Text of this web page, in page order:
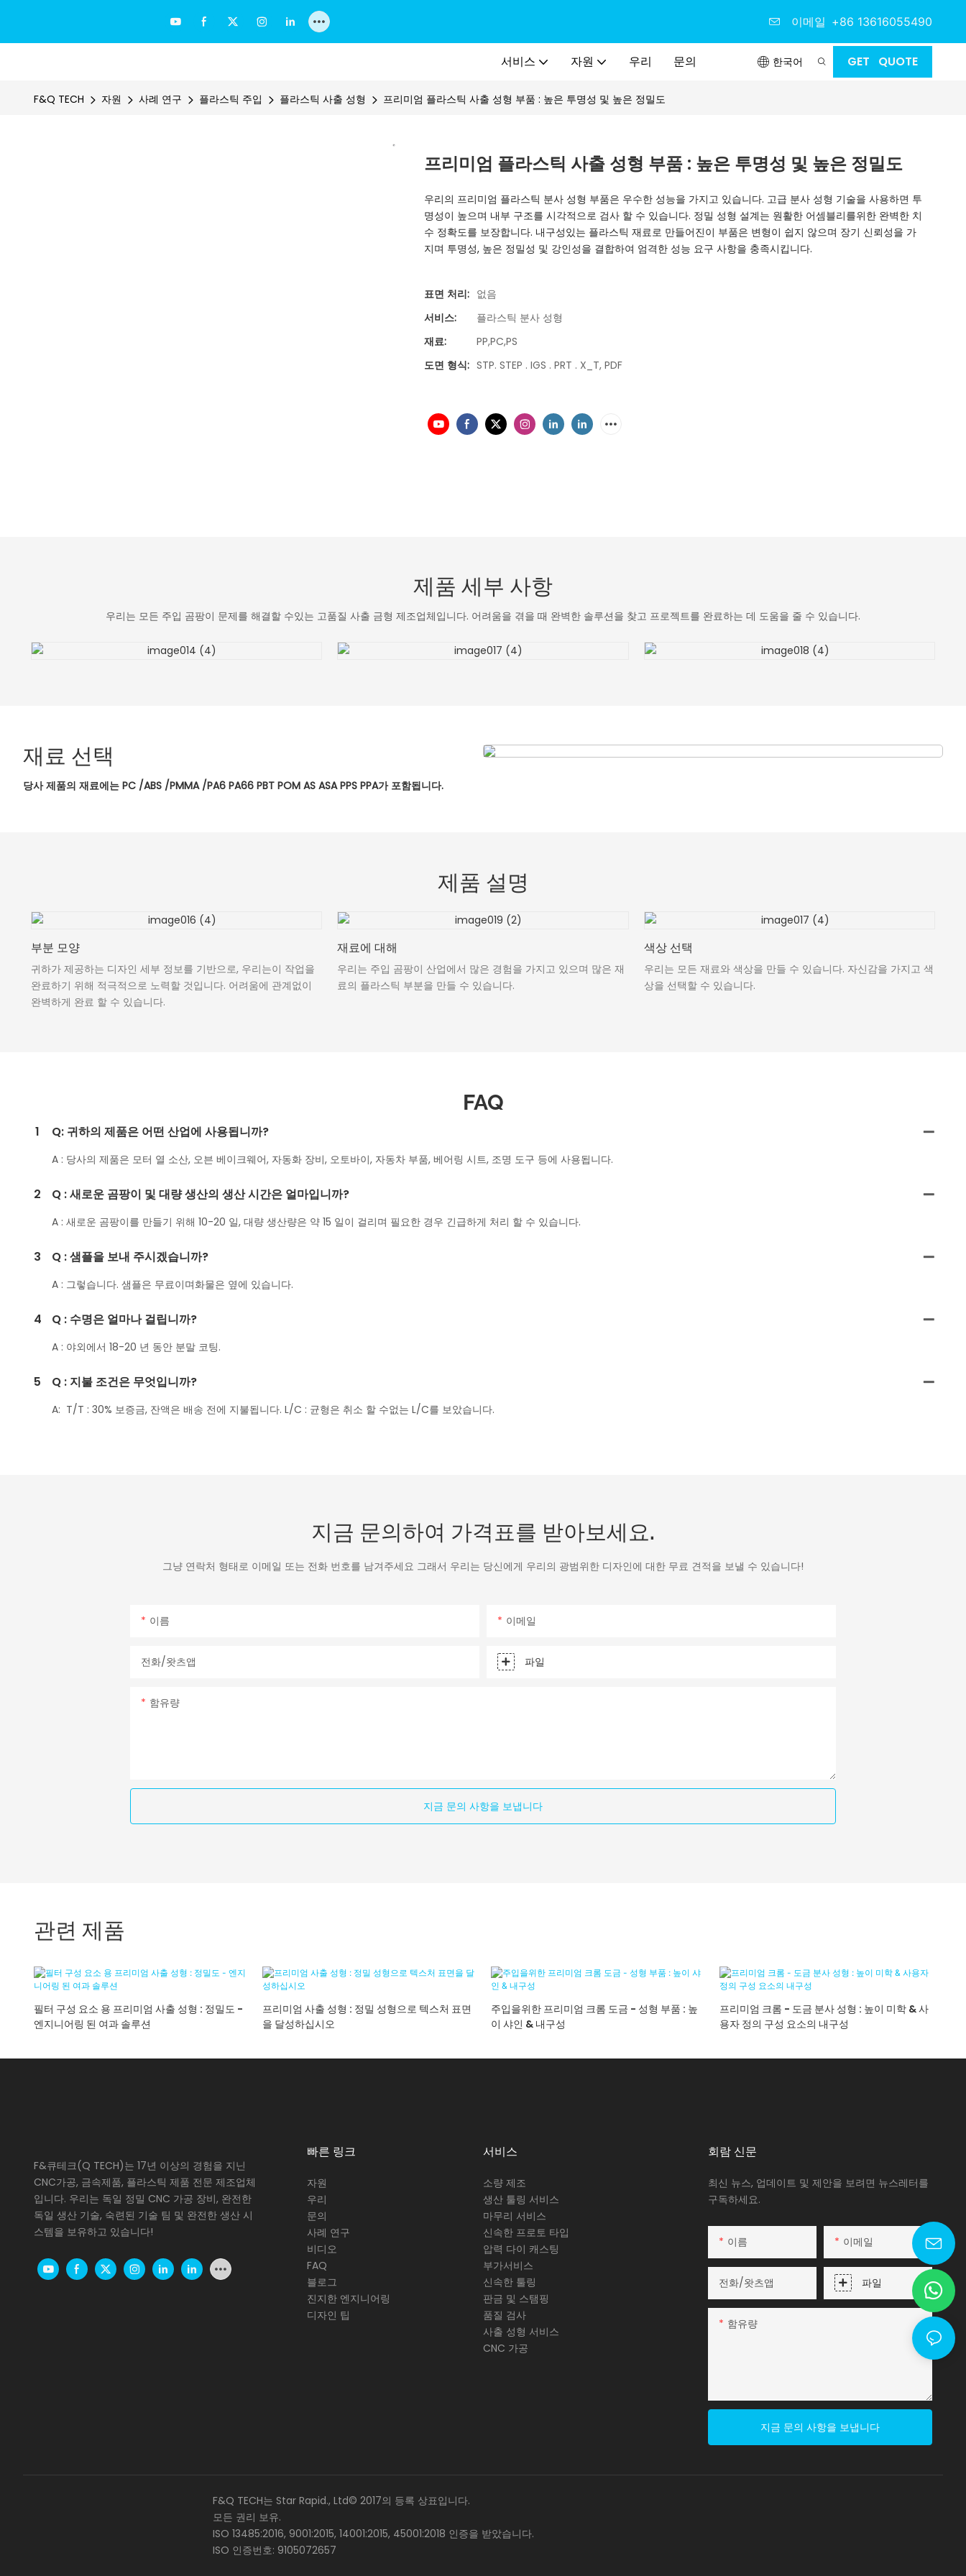
이메일 +86 13616055490
서비스 자원 우리 문의 한국어 GET QUOTE
F&Q TECH 자원 사례 연구 플라스틱 주입 플라스틱 사출 성형 프리미엄 플라스틱 사출 성형 부품 : 높은 투명성 및 높은 정밀도
프리미엄 플라스틱 사출 성형 부품 : 높은 투명성 및 높은 정밀도
우리의 프리미엄 플라스틱 분사 성형 부품은 우수한 성능을 가지고 있습니다. 고급 분사 성형 기술을 사용하면 투
명성이 높으며 내부 구조를 시각적으로 검사 할 수 있습니다. 정밀 성형 설계는 원활한 어셈블리를위한 완벽한 치
수 정확도를 보장합니다. 내구성있는 플라스틱 재료로 만들어진이 부품은 변형이 쉽지 않으며 장기 신뢰성을 가
지며 투명성, 높은 정밀성 및 강인성을 결합하여 엄격한 성능 요구 사항을 충족시킵니다.
표면 처리: 없음
서비스:
플라스틱 분사 성형
재료:
PP,PC,PS
도면 형식: STP. STEP . IGS . PRT . X_T, PDF
제품 세부 사항
우리는 모든 주입 곰팡이 문제를 해결할 수있는 고품질 사출 금형 제조업체입니다. 어려움을 겪을 때 완벽한 솔루션을 찾고 프로젝트를 완료하는 데 도움을 줄 수 있습니다.
재료 선택
당사 제품의 재료에는 PC /ABS /PMMA /PA6 PA66 PBT POM AS ASA PPS PPA가 포함됩니다.
제품 설명
부분 모양
귀하가 제공하는 디자인 세부 정보를 기반으로, 우리는이 작업을
완료하기 위해 적극적으로 노력할 것입니다. 어려움에 관계없이
완벽하게 완료 할 수 있습니다.
재료에 대해
우리는 주입 곰팡이 산업에서 많은 경험을 가지고 있으며 많은 재
료의 플라스틱 부분을 만들 수 있습니다.
색상 선택
우리는 모든 재료와 색상을 만들 수 있습니다. 자신감을 가지고 색
상을 선택할 수 있습니다.
FAQ
1 Q: 귀하의 제품은 어떤 산업에 사용됩니까?
A : 당사의 제품은 모터 열 소산, 오븐 베이크웨어, 자동화 장비, 오토바이, 자동차 부품, 베어링 시트, 조명 도구 등에 사용됩니다.
2 Q : 새로운 곰팡이 및 대량 생산의 생산 시간은 얼마입니까?
A : 새로운 곰팡이를 만들기 위해 10-20 일, 대량 생산량은 약 15 일이 걸리며 필요한 경우 긴급하게 처리 할 수 ​​있습니다.
3 Q : 샘플을 보내 주시겠습니까?
A : 그렇습니다. 샘플은 무료이며화물은 옆에 있습니다.
4 Q : 수명은 얼마나 걸립니까?
A : 야외에서 18-20 년 동안 분말 코팅.
5 Q : 지불 조건은 무엇입니까?
A: T/T : 30% 보증금, 잔액은 배송 전에 지불됩니다. L/C : 균형은 취소 할 수없는 L/C를 보았습니다.
지금 문의하여 가격표를 받아보세요.
그냥 연락처 형태로 이메일 또는 전화 번호를 남겨주세요 그래서 우리는 당신에게 우리의 광범위한 디자인에 대한 무료 견적을 보낼 수 있습니다!
이름 이메일
전화/왓츠앱 파일
함유량
지금 문의 사항을 보냅니다
관련 제품
필터 구성 요소 용 프리미엄 사출 성형 : 정밀도 -
엔지니어링 된 여과 솔루션
프리미엄 사출 성형 : 정밀 성형으로 텍스처 표면
을 달성하십시오
주입을위한 프리미엄 크롬 도금 - 성형 부품 : 높
이 샤인 & 내구성
프리미엄 크롬 - 도금 분사 성형 : 높이 미학 & 사
용자 정의 구성 요소의 내구성
F&큐테크(Q TECH)는 17년 이상의 경험을 지닌
CNC가공, 금속제품, 플라스틱 제품 전문 제조업체
입니다. 우리는 독일 정밀 CNC 가공 장비, 완전한
독일 생산 기술, 숙련된 기술 팀 및 완전한 생산 시
스템을 보유하고 있습니다!
빠른 링크
자원
우리
문의
사례 연구
비디오
FAQ
블로그
진지한 엔지니어링
디자인 팁
서비스
소량 제조
생산 툴링 서비스
마무리 서비스
신속한 프로토 타입
압력 다이 캐스팅
부가서비스
신속한 툴링
판금 및 스탬핑
품질 검사
사출 성형 서비스
CNC 가공
회람 신문
최신 뉴스, 업데이트 및 제안을 보려면 뉴스레터를
구독하세요.
이름 이메일
전화/왓츠앱 파일
함유량
지금 문의 사항을 보냅니다
F&Q TECH는 Star Rapid., Ltd© 2017의 등록 상표입니다.
모든 권리 보유.
ISO 13485:2016, 9001:2015, 14001:2015, 45001:2018 인증을 받았습니다.
ISO 인증번호: 9105072657